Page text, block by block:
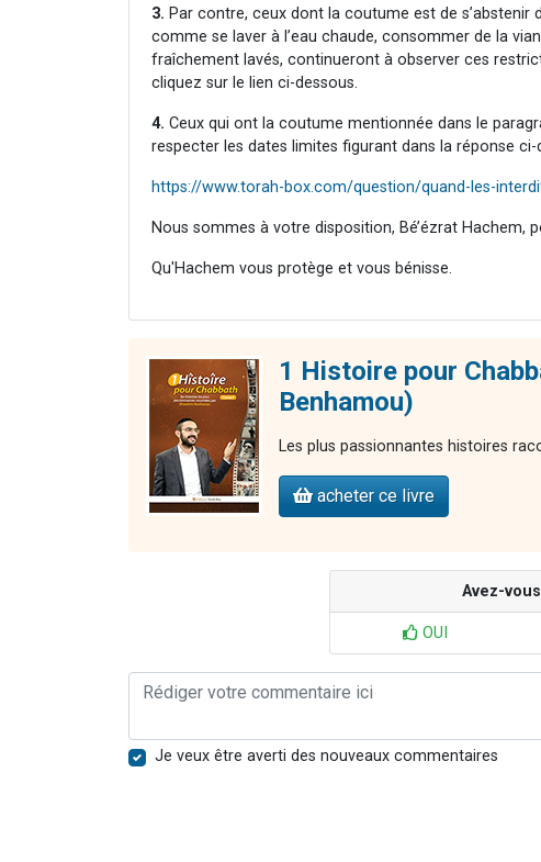
3. Par contre, ceux dont la coutume est de s’abstenir
comme se laver à l’eau chaude, consommer de la
fraîchement lavés, continueront à observer ces
cliquez sur le lien ci-dessous.
4. Ceux qui ont la coutume mentionnée dans le
respecter les dates limites figurant dans la réponse ci-
https://www.torah-box.com/question/quand-les-
Nous sommes à votre disposition, Bé’ézrat Hachem,
Qu'Hachem vous protège et vous bénisse.
1 Histoire pour
Benhamou)
Les plus passionnantes histoires
acheter ce livre
Avez-
OUI
Je veux être averti des nouveaux commentaires